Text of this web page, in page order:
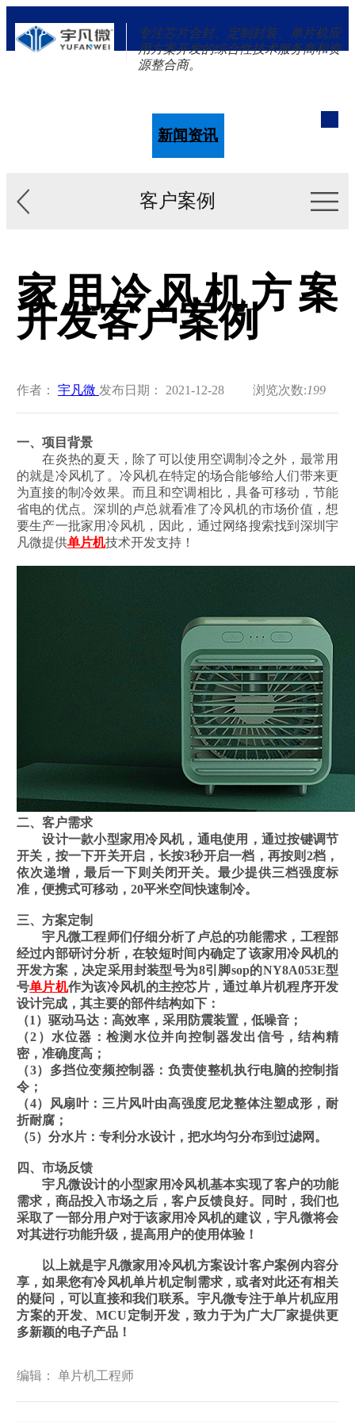
专注芯片合封、定制封装、单片机应
用方案开发的综合性技术服务商和资
源整合商。
新闻资讯
客户案例
家用冷风机方案
开发客户案例
作者： 宇凡微 发布日期： 2021-12-28 浏览次数:199
一、项目背景
在炎热的夏天，除了可以使用空调制冷之外，最常用
的就是冷风机了。冷风机在特定的场合能够给人们带来更
为直接的制冷效果。而且和空调相比，具备可移动，节能
省电的优点。深圳的卢总就看准了冷风机的市场价值，想
要生产一批家用冷风机，因此，通过网络搜索找到深圳宇
凡微提供单片机技术开发支持！
二、客户需求
设计一款小型家用冷风机，通电使用，通过按键调节
开关，按一下开关开启，长按3秒开启一档，再按则2档，
依次递增，最后一下则关闭开关。最少提供三档强度标
准，便携式可移动，20平米空间快速制冷。
三、方案定制
宇凡微工程师们仔细分析了卢总的功能需求，工程部
经过内部研讨分析，在较短时间内确定了该家用冷风机的
开发方案，决定采用封装型号为8引脚sop的NY8A053E型
号单片机作为该冷风机的主控芯片，通过单片机程序开发
设计完成，其主要的部件结构如下：
（1）驱动马达：高效率，采用防震装置，低噪音；
（2）水位器：检测水位并向控制器发出信号，结构精
密，准确度高；
（3）多挡位变频控制器：负责使整机执行电脑的控制指
令；
（4）风扇叶：三片风叶由高强度尼龙整体注塑成形，耐
折耐腐；
（5）分水片：专利分水设计，把水均匀分布到过滤网。
四、市场反馈
宇凡微设计的小型家用冷风机基本实现了客户的功能
需求，商品投入市场之后，客户反馈良好。同时，我们也
采取了一部分用户对于该家用冷风机的建议，宇凡微将会
对其进行功能升级，提高用户的使用体验！
以上就是宇凡微家用冷风机方案设计客户案例内容分
享，如果您有冷风机单片机定制需求，或者对此还有相关
的疑问，可以直接和我们联系。宇凡微专注于单片机应用
方案的开发、MCU定制开发，致力于为广大厂家提供更
多新颖的电子产品！
编辑： 单片机工程师